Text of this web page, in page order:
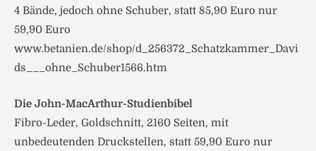
4 Bände, jedoch ohne Schuber, statt 85,90 Euro nur
59,90 Euro
www.betanien.de/shop/d_256372_Schatzkammer_Davi
ds___ohne_Schuber1566.htm
Die John-MacArthur-Studienbibel
Fibro-Leder, Goldschnitt, 2160 Seiten, mit
unbedeutenden Druckstellen, statt 59,90 Euro nur